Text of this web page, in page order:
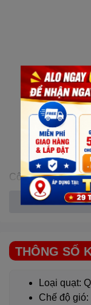
Công suất 60W,
giúp tạo làn gió
THÔNG SỐ
Loại quạt:
Chế độ gió: